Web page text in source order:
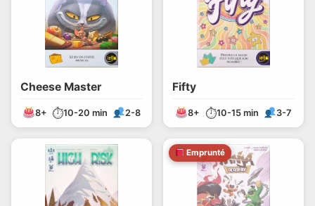
Cheese Master
8+ ⏱10-20 min 2-8
Fifty
8+ ⏱10-15 min 3-7
Emprunté